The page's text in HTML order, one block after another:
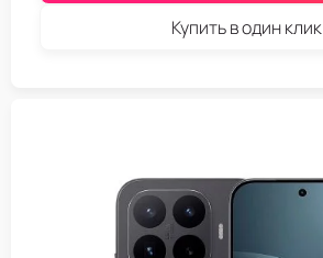
Купить в один клик